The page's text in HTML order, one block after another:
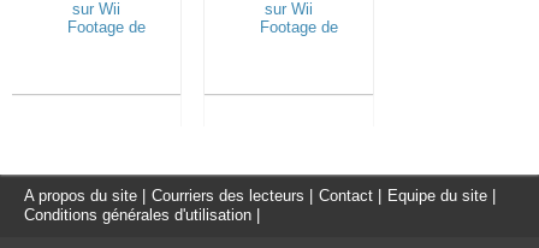
A propos du site Courriers des lecteurs Contact Equipe du site
Conditions générales d'utilisation